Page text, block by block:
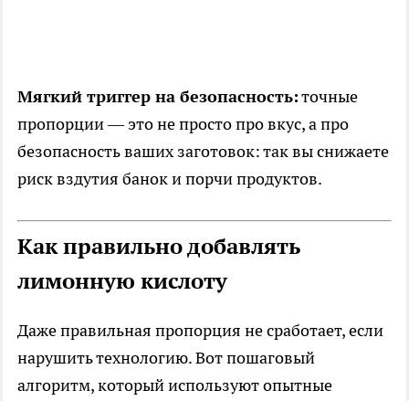
Мягкий триггер на безопасность:точные
пропорции — это не просто про вкус, а про
безопасность ваших заготовок: так вы снижаете
риск вздутия банок и порчи продуктов.
Как правильно добавлять
лимонную кислоту
Даже правильная пропорция не сработает, если
нарушить технологию. Вот пошаговый
алгоритм, который используют опытные